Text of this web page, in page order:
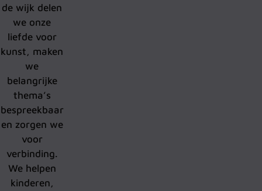
de wijk delen
we onze
liefde voor
kunst, maken
we
belangrijke
thema’s
bespreekbaar
en zorgen we
voor
verbinding.
We helpen
kinderen,